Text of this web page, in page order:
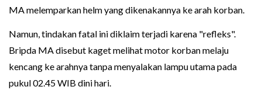
MA melemparkan helm yang dikenakannya ke arah korban.
Namun, tindakan fatal ini diklaim terjadi karena "refleks".
Bripda MA disebut kaget melihat motor korban melaju
kencang ke arahnya tanpa menyalakan lampu utama pada
pukul 02.45 WIB dini hari.